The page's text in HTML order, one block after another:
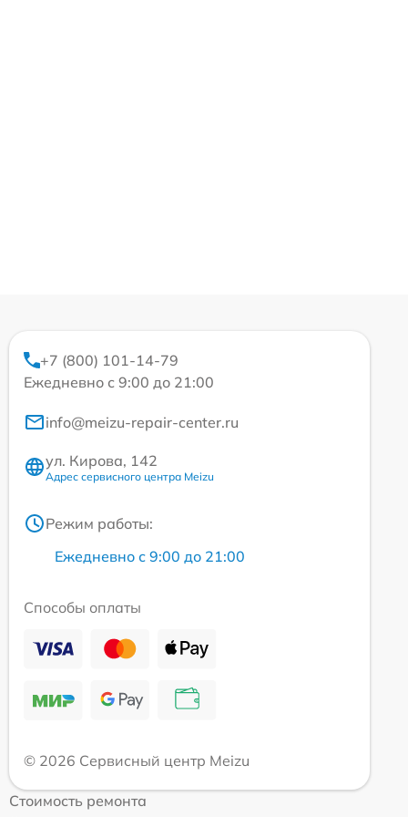
+7 (800) 101-14-79
Ежедневно с 9:00 до 21:00
info@meizu-repair-center.ru
ул. Кирова, 142
Адрес сервисного центра Meizu
Режим работы:
Ежедневно с 9:00 до 21:00
Способы оплаты
© 2026 Сервисный центр Meizu
Стоимость ремонта